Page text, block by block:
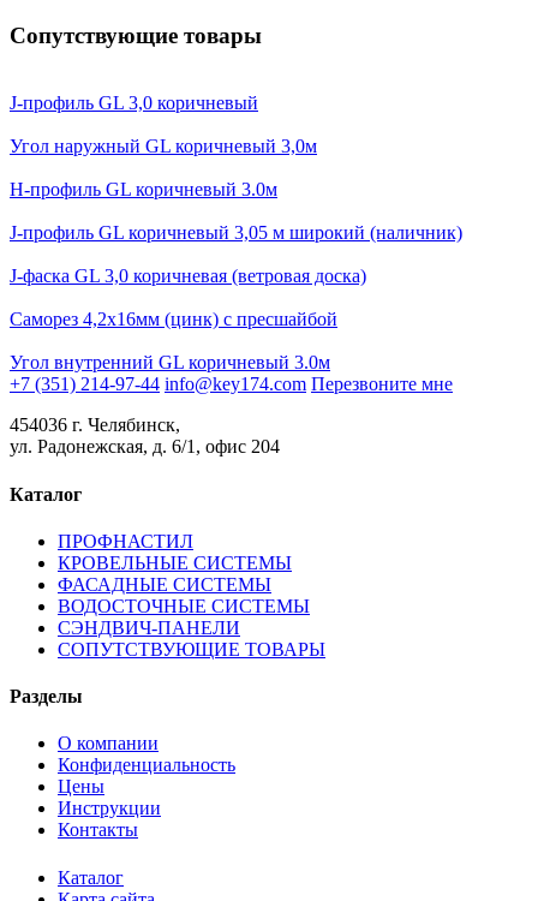
Сопутствующие товары
J-профиль GL 3,0 коричневый
Угол наружный GL коричневый 3,0м
H-профиль GL коричневый 3.0м
J-профиль GL коричневый 3,05 м широкий (наличник)
J-фаска GL 3,0 коричневая (ветровая доска)
Саморез 4,2х16мм (цинк) с пресшайбой
Угол внутренний GL коричневый 3.0м
+7 (351) 214-97-44 info@key174.com Перезвоните мне
454036 г. Челябинск,
ул. Радонежская, д. 6/1, офис 204
Каталог
ПРОФНАСТИЛ
КРОВЕЛЬНЫЕ СИСТЕМЫ
ФАСАДНЫЕ СИСТЕМЫ
ВОДОСТОЧНЫЕ СИСТЕМЫ
СЭНДВИЧ-ПАНЕЛИ
СОПУТСТВУЮЩИЕ ТОВАРЫ
Разделы
О компании
Конфиденциальность
Цены
Инструкции
Контакты
Каталог